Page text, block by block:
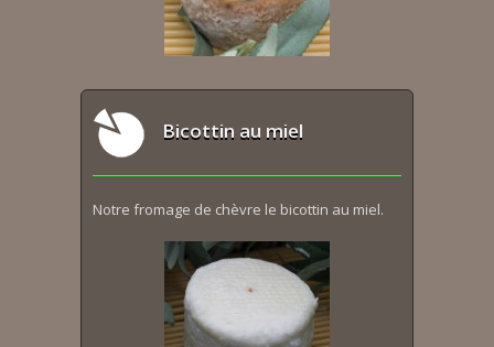
Bicottin au miel
Notre fromage de chèvre le bicottin au miel.